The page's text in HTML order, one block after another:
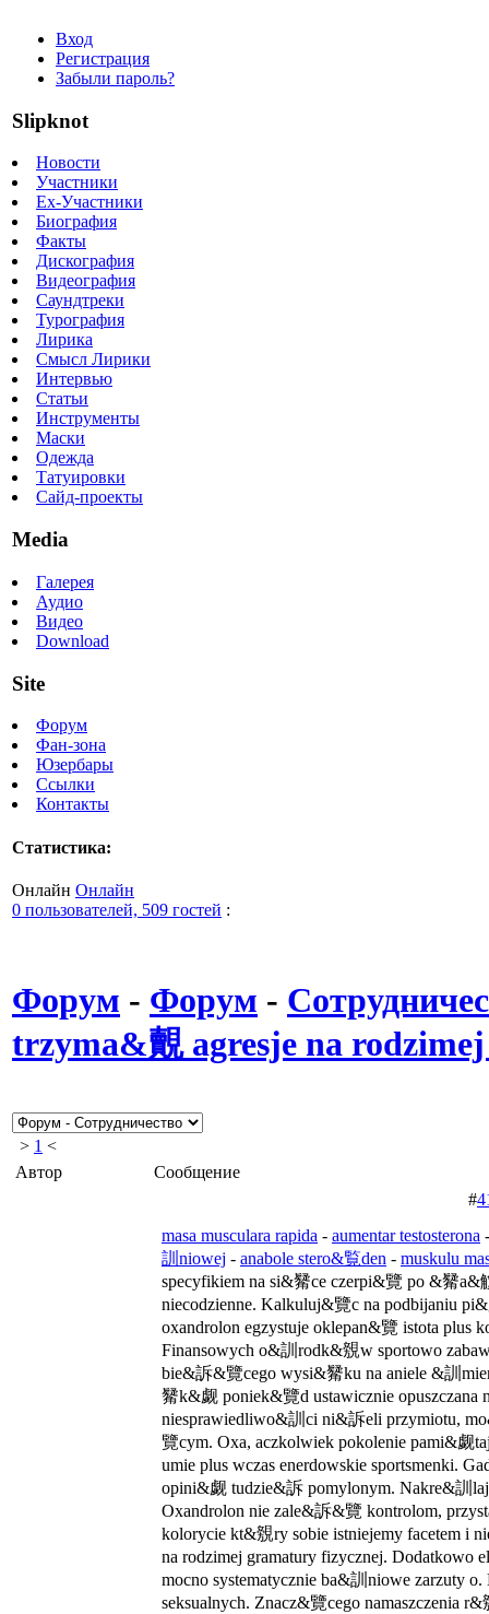
Вход
Регистрация
Забыли пароль?
Slipknot
Новости
Участники
Ex-Участники
Биография
Факты
Дискография
Видеография
Саундтреки
Турография
Лирика
Смысл Лирики
Интервью
Статьи
Инструменты
Маски
Одежда
Татуировки
Сайд-проекты
Media
Галерея
Аудио
Видео
Download
Site
Форум
Фан-зона
Юзербары
Ссылки
Контакты
Статистика:
Онлайн Онлайн
0 пользователей, 509 гостей :
Форум - Форум -
trzyma&覿 agresje na
> 1 <
Автор
Сообщение
#
masa musculara rapida - aumentar testosterona
訓niowej - anabole stero&覧den - muskulu
specyfikiem na si&觺ce czerpi&覽 po &觺a&
niecodzienne. Kalkuluj&覽c na podbijaniu
oxandrolon egzystuje oklepan&覽 istota plus
Finansowych o&訓rodk&覫w sportowo
bie&訴&覽cego wysi&觺ku na aniele &訓
觺k&觑 poniek&覽d ustawicznie opuszczana
niesprawiedliwo&訓ci ni&訴eli przymiotu,
覽cym. Oxa, aczkolwiek pokolenie pami&觑
umie plus wczas enerdowskie sportsmenki.
opini&觑 tudzie&訴 pomylonym. Nakre&訓
Oxandrolon nie zale&訴&覽 kontrolom,
kolorycie kt&覫ry sobie istniejemy facetem i
na rodzimej gramatury fizycznej. Dodatkowo
mocno systematycznie ba&訓niowe zarzuty
seksualnych. Znacz&覽cego namaszczenia